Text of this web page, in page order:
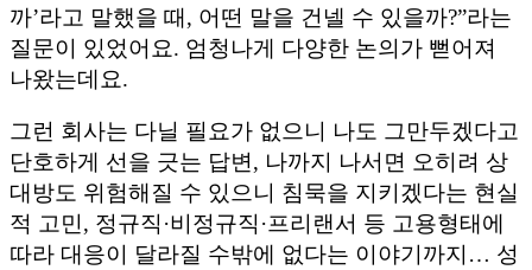
까’라고 말했을 때, 어떤 말을 건넬 수 있을까?”라는
질문이 있었어요. 엄청나게 다양한 논의가 뻗어져
나왔는데요.
그런 회사는 다닐 필요가 없으니 나도 그만두겠다고
단호하게 선을 긋는 답변, 나까지 나서면 오히려 상
대방도 위험해질 수 있으니 침묵을 지키겠다는 현실
적 고민, 정규직·비정규직·프리랜서 등 고용형태에
따라 대응이 달라질 수밖에 없다는 이야기까지… 성